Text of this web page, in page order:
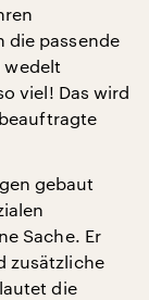
die passende
wedelt
viel! Das wird
gebaut
Sache. Er
zusätzliche
die